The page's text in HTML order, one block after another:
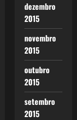
dezembro
2015
novembro
2015
outubro
2015
setembro
2015